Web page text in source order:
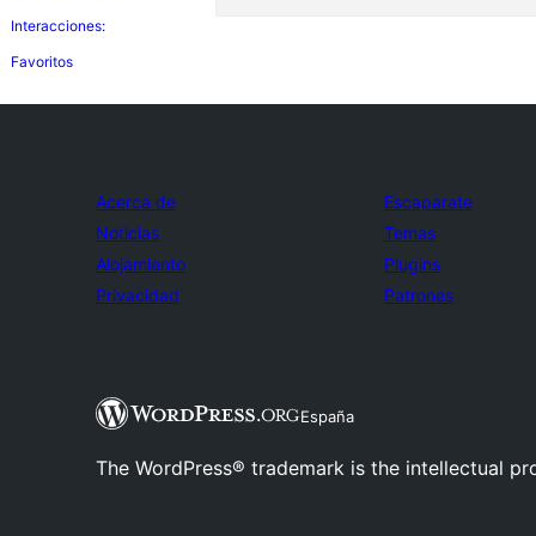
Interacciones:
Favoritos
Acerca de
Noticias
Alojamiento
Privacidad
Escaparate
Temas
Plugins
Patrones
España
The WordPress® trademark is the intellectual